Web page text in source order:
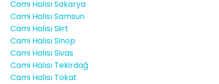
Cami Halısı Sakarya
Cami Halısı Samsun
Cami Halısı Siirt
Cami Halısı Sinop
Cami Halısı Sivas
Cami Halısı Tekirdağ
Cami Halısı Tokat